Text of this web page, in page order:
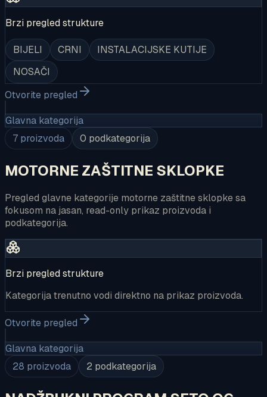
Brzi pregled strukture
BIJELI CRNI
INSTALACIJSKE KUTIJE
NOSAČI
Otvorite pregled
Glavna kategorija
7 proizvoda 0 podkategorija
MOTORNE ZAŠTITNE SKLOPKE
Pregled glavne kategorije motorne zaštitne sklopke sa
fokusom na jasan, read-only prikaz proizvoda i
podkategorija.
Brzi pregled strukture
Kategorija trenutno vodi direktno na prikaz proizvoda.
Otvorite pregled
Glavna kategorija
28 proizvoda 2 podkategorija